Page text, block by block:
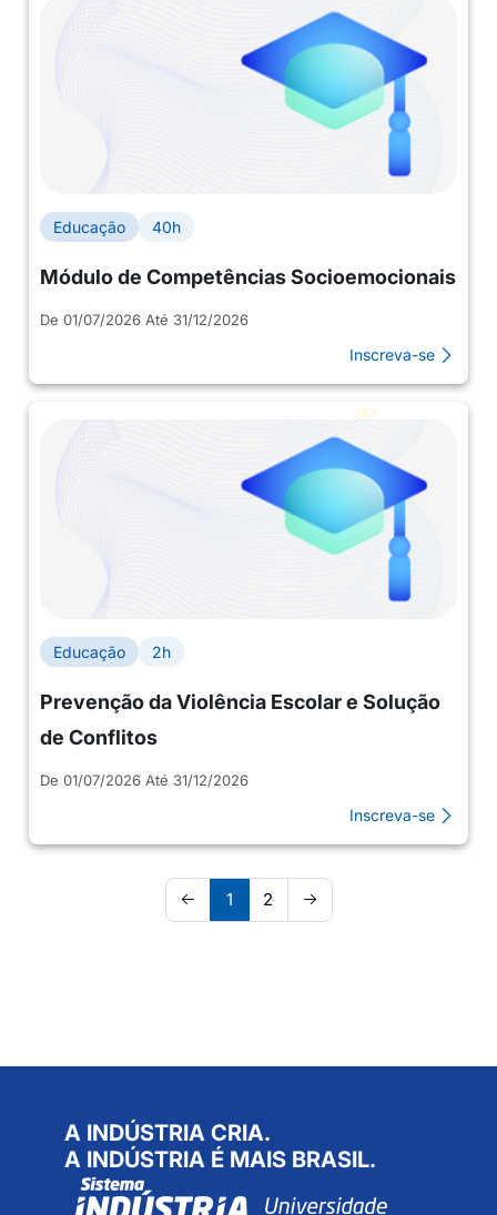
Educação 40h
Módulo de Competências Socioemocionais
De 01/07/2026 Até 31/12/2026
Inscreva-se
Educação 2h
Prevenção da Violência Escolar e Solução
de Conflitos
De 01/07/2026 Até 31/12/2026
Inscreva-se
1 2
A INDÚSTRIA CRIA.
A INDÚSTRIA É MAIS BRASIL.